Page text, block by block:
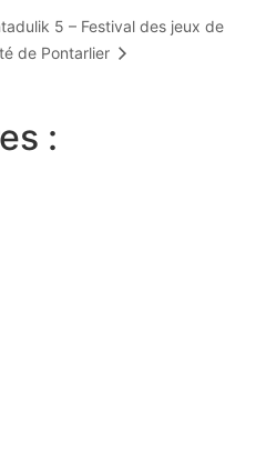
5 – Festival des jeux de
de Pontarlier
: